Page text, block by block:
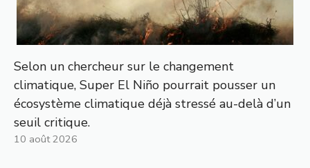
Selon un chercheur sur le changement
climatique, Super El Niño pourrait pousser un
écosystème climatique déjà stressé au-delà d’un
seuil critique.
10 août 2026